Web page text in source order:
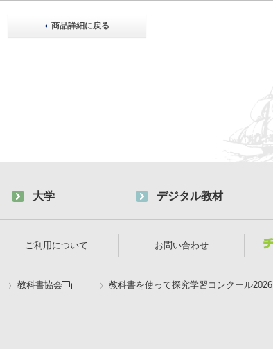
商品詳細に戻る
大学 デジタル教材
ご利用について お問い合わせ
教科書協会 教科書を使って探究学習コンクール2026